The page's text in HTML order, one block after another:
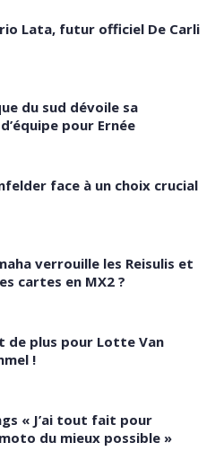
Lata, futur officiel De Carli
du sud dévoile sa
pour Ernée
face à un choix crucial
verrouille les Reisulis et
cartes en MX2 ?
de plus pour Lotte Van
!
« J’ai tout fait pour
du mieux possible »